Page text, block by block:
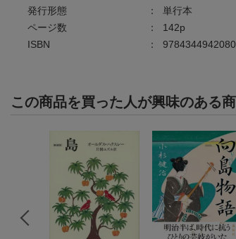
発行形態
： 単行本
ページ数
： 142p
ISBN
： 9784344942080
この商品を買った人が興味のある